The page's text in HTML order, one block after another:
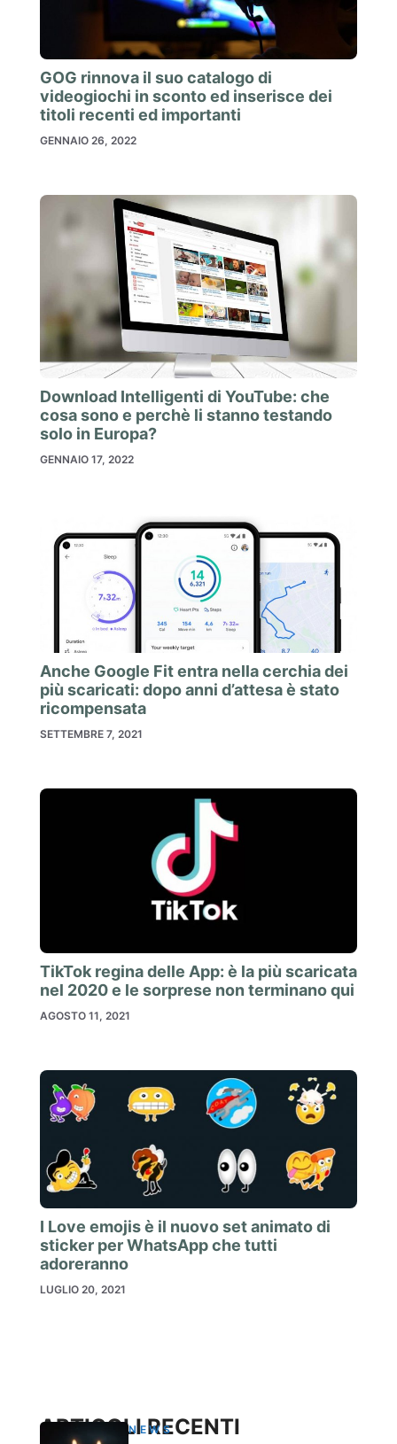
GOG rinnova il suo catalogo di
videogiochi in sconto ed inserisce dei
titoli recenti ed importanti
GENNAIO 26, 2022
Download Intelligenti di YouTube: che
cosa sono e perchè li stanno testando
solo in Europa?
GENNAIO 17, 2022
Anche Google Fit entra nella cerchia dei
più scaricati: dopo anni d’attesa è stato
ricompensata
SETTEMBRE 7, 2021
TikTok regina delle App: è la più scaricata
nel 2020 e le sorprese non terminano qui
AGOSTO 11, 2021
I Love emojis è il nuovo set animato di
sticker per WhatsApp che tutti
adoreranno
LUGLIO 20, 2021
ARTICOLI RECENTI
NEWS